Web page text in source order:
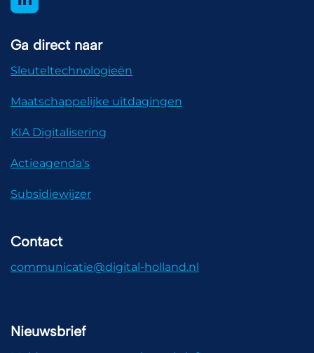
Ga direct naar
Sleuteltechnologieën
Maatschappelijke uitdagingen
KIA Digitalisering
Actieagenda's
Subsidiewijzer
Contact
communicatie@digital-holland.nl
Nieuwsbrief